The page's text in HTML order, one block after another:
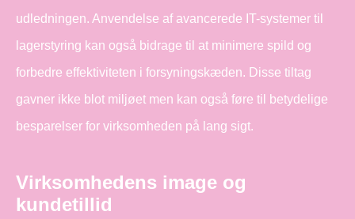
udledningen. Anvendelse af avancerede IT-systemer til
lagerstyring kan også bidrage til at minimere spild og
forbedre effektiviteten i forsyningskæden. Disse tiltag
gavner ikke blot miljøet men kan også føre til betydelige
besparelser for virksomheden på lang sigt.
Virksomhedens image og
kundetillid